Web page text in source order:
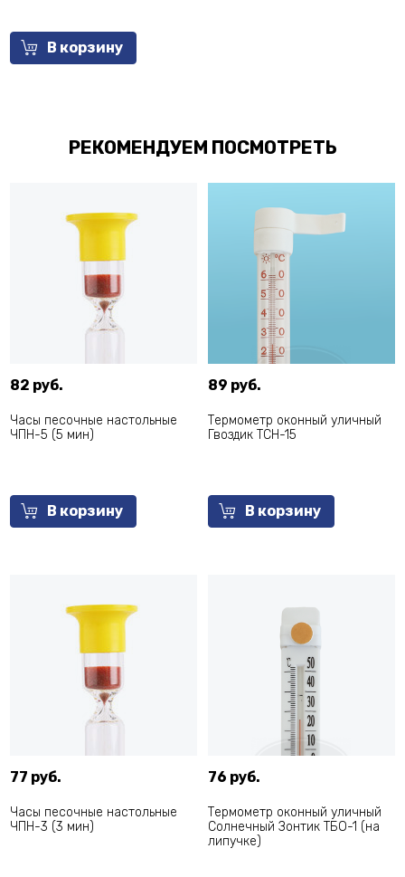
В корзину
РЕКОМЕНДУЕМ ПОСМОТРЕТЬ
82 руб.
Часы песочные настольные
ЧПН-5 (5 мин)
В корзину
89 руб.
Термометр оконный уличный
Гвоздик ТСН-15
В корзину
77 руб.
Часы песочные настольные
ЧПН-3 (3 мин)
76 руб.
Термометр оконный уличный
Солнечный Зонтик ТБО-1 (на
липучке)